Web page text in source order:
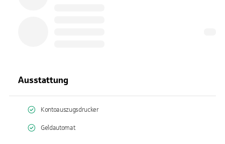
Ausstattung
Kontoauszugsdrucker
Geldautomat